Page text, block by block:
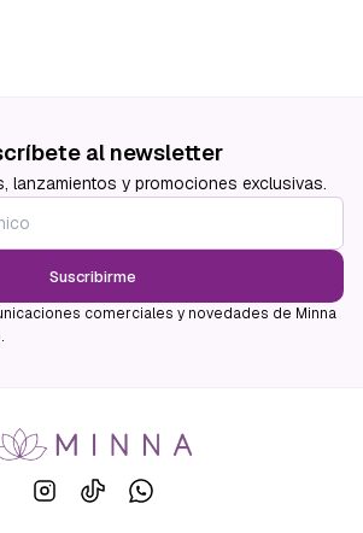
al newsletter
lanzamientos y promociones exclusivas.
Suscribirme
comerciales y novedades de Minna